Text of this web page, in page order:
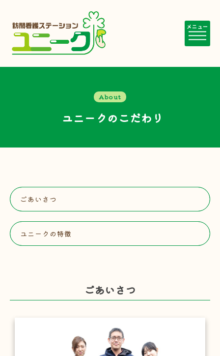
メニュー
About
ユニークのこだわり
ごあいさつ
ユニークの特徴
ごあいさつ